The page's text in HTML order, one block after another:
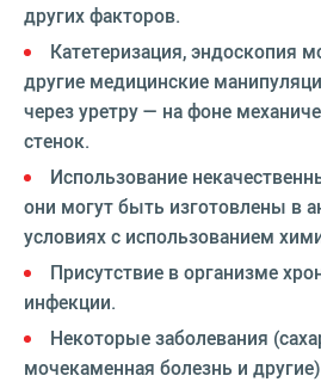
других факторов.
Катетеризация, эндоскопия
другие медицинские
через уретру — на фоне
стенок.
Использование
они могут быть изготовлены в
условиях с использованием
Присутствие в организме
инфекции.
Некоторые заболевания
мочекаменная болезнь и